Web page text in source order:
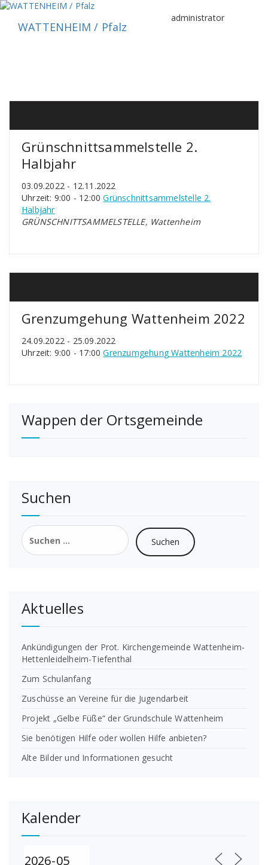
Zum
springenWATTENHEIM / Pfalz
administrator
Grünschnittsammelstelle 2.
Halbjahr
03.09.2022 - 12.11.2022
Uhrzeit: 9:00 - 12:00Grünschnittsammelstelle 2.
Halbjahr
GRÜNSCHNITTSAMMELSTELLE, Wattenheim
Grenzumgehung Wattenheim 2022
24.09.2022 - 25.09.2022
Uhrzeit: 9:00 - 17:00Grenzumgehung Wattenheim 2022
Wappen der Ortsgemeinde
Suchen
Suchen
nach:
Aktuelles
Ankündigungen der Prot. Kirchengemeinde Wattenheim-
Hettenleidelheim-Tiefenthal
Zum Schulanfang
Zuschüsse an Vereine für die Jugendarbeit
Projekt „Gelbe Füße“ der Grundschule Wattenheim
Sie benötigen Hilfe oder wollen Hilfe anbieten?
Alte Bilder und Informationen gesucht
Kalender